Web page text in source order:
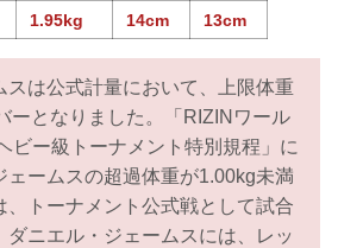
1.95kg 14cm 13cm
スは公式計量において、上限体重
ーとなりました。「RIZINワール
ビー級トーナメント特別規程」に
ェームスの超過体重が1.00kg未満
、トーナメント公式戦として試合
ダニエル・ジェームスには、レッ